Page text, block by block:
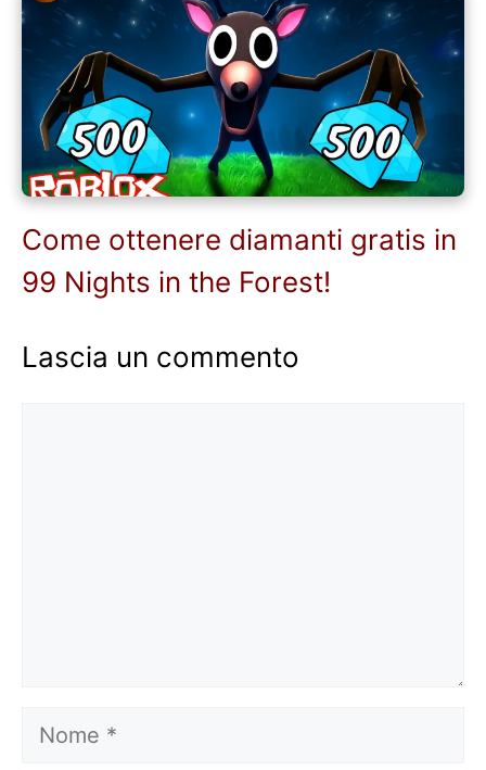
Come ottenere diamanti gratis in
99 Nights in the Forest!
Lascia un commento
Nome